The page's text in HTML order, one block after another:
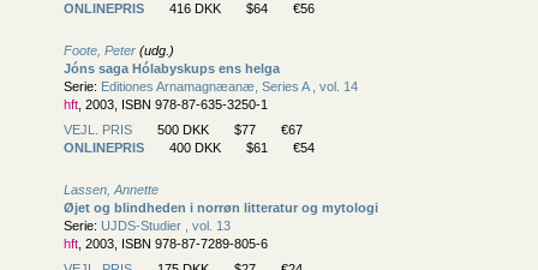
ONLINEPRIS
416 DKK $64 €56
Foote, Peter (udg.)
Jóns saga Hólabyskups ens helga
Serie: Editiones Arnamagnæanæ, Series A , vol. 14
hft , 2003, ISBN 978-87-635-3250-1
VEJL. PRIS
500 DKK $77
€67
ONLINEPRIS
400 DKK $61 €54
Lassen, Annette
Øjet og blindheden i norrøn litteratur og mytologi
Serie: UJDS-Studier , vol. 13
hft , 2003, ISBN 978-87-7289-805-6